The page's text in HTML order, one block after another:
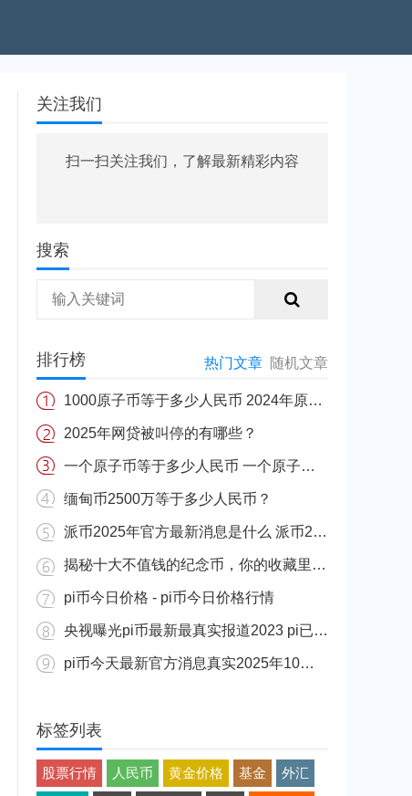
关注我们
扫一扫关注我们，了解最新精彩内容
搜索
排行榜 热门文章 随机文章
1000原子币等于多少人民币 2024年原子币最新价格介绍一览
2025年网贷被叫停的有哪些？
一个原子币等于多少人民币 一个原子币价格介绍
缅甸币2500万等于多少人民币？
派币2025年官方最新消息是什么 派币2025年官方最新消息真实分享
揭秘十大不值钱的纪念币，你的收藏里有吗？
pi币今日价格 - pi币今日价格行情
央视曝光pi币最新最真实报道2023 pi已经成功了是真的吗（假的）
pi币今天最新官方消息真实2025年10月 派币今天最新消息介绍
标签列表
股票行情 人民币 黄金价格 基金 外汇